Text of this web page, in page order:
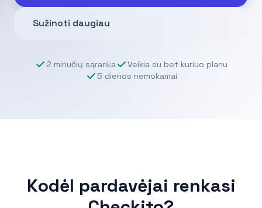
Sužinoti daugiau
2 minučių sąranka
Veikia su bet kuriuo planu
5 dienos nemokamai
Kodėl pardavėjai renkasi